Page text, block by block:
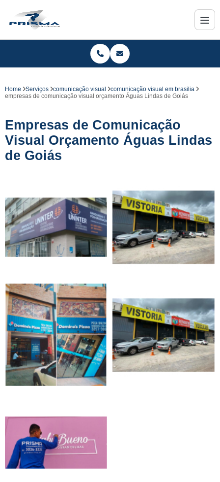
Home Serviços comunicação visual
comunicação visual em brasilia
empresas de comunicação visual orçamento Águas Lindas de Goiás
Empresas de Comunicação
Visual Orçamento Águas Lindas
de Goiás